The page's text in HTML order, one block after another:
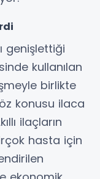
genişlettiği
kullanılan
birlikte
konusu ilaca
ilaçların
hasta için